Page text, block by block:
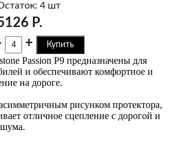
4 шт
Р.
+ Купить
Passion P9 предназначены для
и обеспечивают комфортное и
на дороге.
рисунком протектора,
отличное сцепление с дорогой и